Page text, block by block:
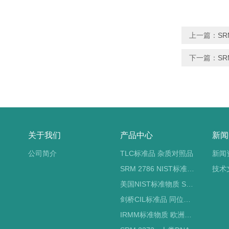
上一篇：
下一篇：
关于我们
公司简介
产品中心
TLC标准品 杂质对照品
SRM 2786 NIST标准物质 PM2.5标准品
美国NIST标准物质 SRM标准品
新
新闻
技术